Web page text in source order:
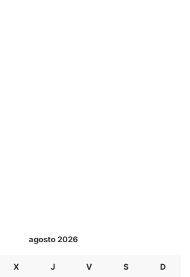
agosto 2026
X J V S D